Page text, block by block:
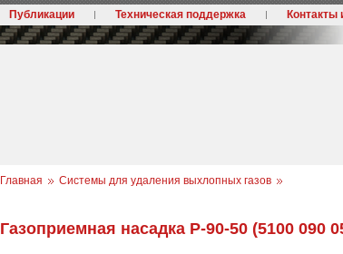
Публикации Техническая поддержка Контакты
Главная Системы для удаления выхлопных газов
Газоприемная насадка P-90-50 (5100 090